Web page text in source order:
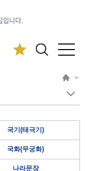
입니다.
>
국기(태극기)
국화(무궁화)
나라문장